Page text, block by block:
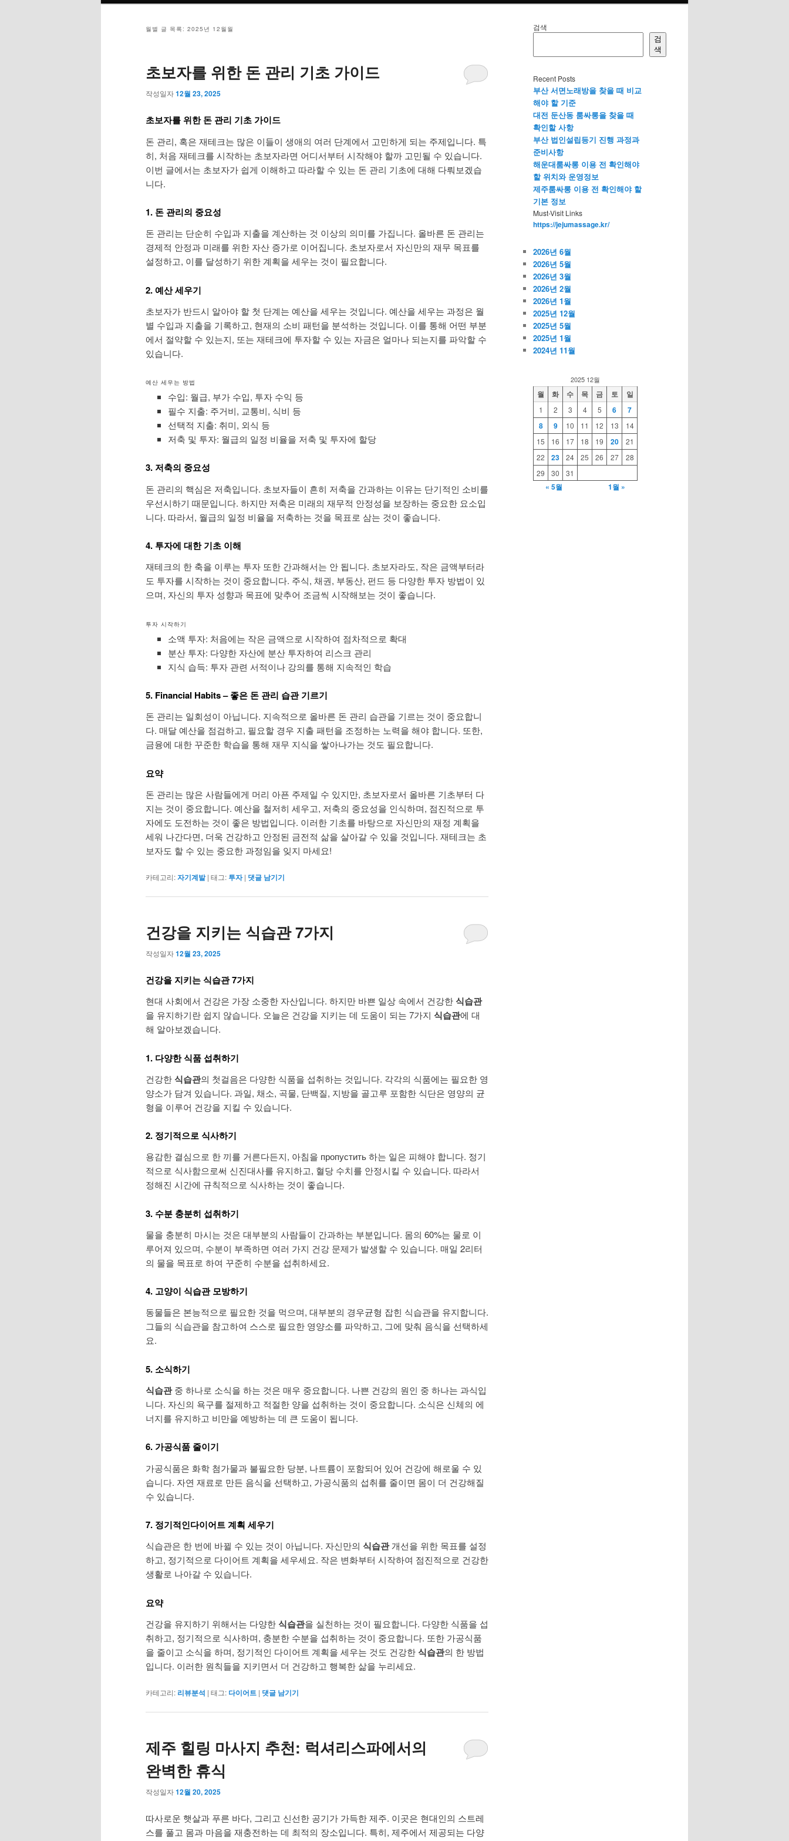
월별 글 목록: 2025년 12월월
초보자를 위한 돈 관리 기초 가이드
작성일자12월 23, 2025
초보자를 위한 돈 관리 기초 가이드
돈 관리, 혹은 재테크는 많은 이들이 생애의 여러 단계에서 고민하게 되는 주제입니다. 특
히, 처음 재테크를 시작하는 초보자라면 어디서부터 시작해야 할까 고민될 수 있습니다.
이번 글에서는 초보자가 쉽게 이해하고 따라할 수 있는 돈 관리 기초에 대해 다뤄보겠습
니다.
1. 돈 관리의 중요성
돈 관리는 단순히 수입과 지출을 계산하는 것 이상의 의미를 가집니다. 올바른 돈 관리는
경제적 안정과 미래를 위한 자산 증가로 이어집니다. 초보자로서 자신만의 재무 목표를
설정하고, 이를 달성하기 위한 계획을 세우는 것이 필요합니다.
2. 예산 세우기
초보자가 반드시 알아야 할 첫 단계는 예산을 세우는 것입니다. 예산을 세우는 과정은 월
별 수입과 지출을 기록하고, 현재의 소비 패턴을 분석하는 것입니다. 이를 통해 어떤 부분
에서 절약할 수 있는지, 또는 재테크에 투자할 수 있는 자금은 얼마나 되는지를 파악할 수
있습니다.
예산 세우는 방법
수입: 월급, 부가 수입, 투자 수익 등
필수 지출: 주거비, 교통비, 식비 등
선택적 지출: 취미, 외식 등
저축 및 투자: 월급의 일정 비율을 저축 및 투자에 할당
3. 저축의 중요성
돈 관리의 핵심은 저축입니다. 초보자들이 흔히 저축을 간과하는 이유는 단기적인 소비를
우선시하기 때문입니다. 하지만 저축은 미래의 재무적 안정성을 보장하는 중요한 요소입
니다. 따라서, 월급의 일정 비율을 저축하는 것을 목표로 삼는 것이 좋습니다.
4. 투자에 대한 기초 이해
재테크의 한 축을 이루는 투자 또한 간과해서는 안 됩니다. 초보자라도, 작은 금액부터라
도 투자를 시작하는 것이 중요합니다. 주식, 채권, 부동산, 펀드 등 다양한 투자 방법이 있
으며, 자신의 투자 성향과 목표에 맞추어 조금씩 시작해보는 것이 좋습니다.
투자 시작하기
소액 투자: 처음에는 작은 금액으로 시작하여 점차적으로 확대
분산 투자: 다양한 자산에 분산 투자하여 리스크 관리
지식 습득: 투자 관련 서적이나 강의를 통해 지속적인 학습
5. Financial Habits – 좋은 돈 관리 습관 기르기
돈 관리는 일회성이 아닙니다. 지속적으로 올바른 돈 관리 습관을 기르는 것이 중요합니
다. 매달 예산을 점검하고, 필요할 경우 지출 패턴을 조정하는 노력을 해야 합니다. 또한,
금융에 대한 꾸준한 학습을 통해 재무 지식을 쌓아나가는 것도 필요합니다.
요약
돈 관리는 많은 사람들에게 머리 아픈 주제일 수 있지만, 초보자로서 올바른 기초부터 다
지는 것이 중요합니다. 예산을 철저히 세우고, 저축의 중요성을 인식하며, 점진적으로 투
자에도 도전하는 것이 좋은 방법입니다. 이러한 기초를 바탕으로 자신만의 재정 계획을
세워 나간다면, 더욱 건강하고 안정된 금전적 삶을 살아갈 수 있을 것입니다. 재테크는 초
보자도 할 수 있는 중요한 과정임을 잊지 마세요!
카테고리:자기계발 | 태그: 투자 | 댓글 남기기
건강을 지키는 식습관 7가지
작성일자12월 23, 2025
건강을 지키는 식습관 7가지
현대 사회에서 건강은 가장 소중한 자산입니다. 하지만 바쁜 일상 속에서 건강한 식습관
을 유지하기란 쉽지 않습니다. 오늘은 건강을 지키는 데 도움이 되는 7가지 식습관에 대
해 알아보겠습니다.
1. 다양한 식품 섭취하기
건강한 식습관의 첫걸음은 다양한 식품을 섭취하는 것입니다. 각각의 식품에는 필요한 영
양소가 담겨 있습니다. 과일, 채소, 곡물, 단백질, 지방을 골고루 포함한 식단은 영양의 균
형을 이루어 건강을 지킬 수 있습니다.
2. 정기적으로 식사하기
용감한 결심으로 한 끼를 거른다든지, 아침을 пропустить 하는 일은 피해야 합니다. 정기
적으로 식사함으로써 신진대사를 유지하고, 혈당 수치를 안정시킬 수 있습니다. 따라서
정해진 시간에 규칙적으로 식사하는 것이 좋습니다.
3. 수분 충분히 섭취하기
물을 충분히 마시는 것은 대부분의 사람들이 간과하는 부분입니다. 몸의 60%는 물로 이
루어져 있으며, 수분이 부족하면 여러 가지 건강 문제가 발생할 수 있습니다. 매일 2리터
의 물을 목표로 하여 꾸준히 수분을 섭취하세요.
4. 고양이 식습관 모방하기
동물들은 본능적으로 필요한 것을 먹으며, 대부분의 경우균형 잡힌 식습관을 유지합니다.
그들의 식습관을 참고하여 스스로 필요한 영양소를 파악하고, 그에 맞춰 음식을 선택하세
요.
5. 소식하기
식습관중 하나로 소식을 하는 것은 매우 중요합니다. 나쁜 건강의 원인 중 하나는 과식입
니다. 자신의 욕구를 절제하고 적절한 양을 섭취하는 것이 중요합니다. 소식은 신체의 에
너지를 유지하고 비만을 예방하는 데 큰 도움이 됩니다.
6. 가공식품 줄이기
가공식품은 화학 첨가물과 불필요한 당분, 나트륨이 포함되어 있어 건강에 해로울 수 있
습니다. 자연 재료로 만든 음식을 선택하고, 가공식품의 섭취를 줄이면 몸이 더 건강해질
수 있습니다.
7. 정기적인다이어트 계획 세우기
식습관은 한 번에 바뀔 수 있는 것이 아닙니다. 자신만의 식습관개선을 위한 목표를 설정
하고, 정기적으로 다이어트 계획을 세우세요. 작은 변화부터 시작하여 점진적으로 건강한
생활로 나아갈 수 있습니다.
요약
건강을 유지하기 위해서는 다양한 식습관을 실천하는 것이 필요합니다. 다양한 식품을 섭
취하고, 정기적으로 식사하며, 충분한 수분을 섭취하는 것이 중요합니다. 또한 가공식품
을 줄이고 소식을 하며, 정기적인 다이어트 계획을 세우는 것도 건강한 식습관의 한 방법
입니다. 이러한 원칙들을 지키면서 더 건강하고 행복한 삶을 누리세요.
카테고리: 리뷰분석 | 태그: 다이어트 | 댓글 남기기
제주 힐링 마사지 추천: 럭셔리스파에서의
완벽한 휴식
작성일자12월 20, 2025
따사로운 햇살과 푸른 바다, 그리고 신선한 공기가 가득한 제주. 이곳은 현대인의 스트레
스를 풀고 몸과 마음을 재충전하는 데 최적의 장소입니다. 특히, 제주에서 제공되는 다양
검색
검
색
Recent Posts
부산 서면노래방을 찾을 때 비교
해야 할 기준
대전 둔산동 룸싸롱을 찾을 때
확인할 사항
부산 법인설립등기 진행 과정과
준비사항
해운대룸싸롱 이용 전 확인해야
할 위치와 운영정보
제주룸싸롱 이용 전 확인해야 할
기본 정보
Must-Visit Links
https://jejumassage.kr/
2026년 6월
2026년 5월
2026년 3월
2026년 2월
2026년 1월
2025년 12월
2025년 5월
2025년 1월
2024년 11월
2025 12월
월 화 수 목 금 토 일
1 2 3 4 5 6
7
8
9 10 11 12 13
14
15
16 17 18 19 20
21
22
23 24 25 26 27
28
29
30 31
« 5월 1월 »